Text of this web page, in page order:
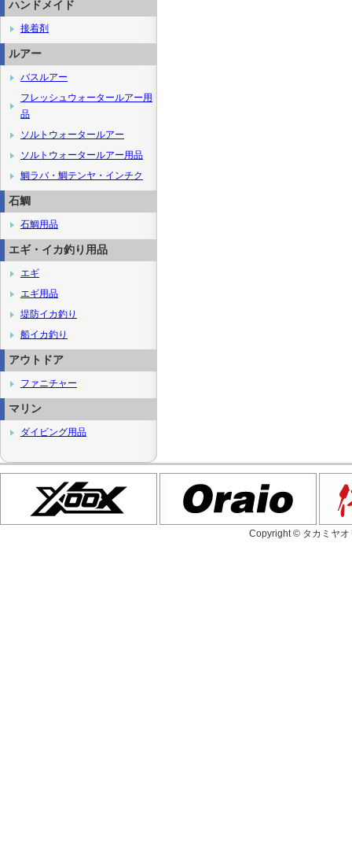
ハンドメイド
接着剤
ルアー
バスルアー
フレッシュウォータールアー用
品
ソルトウォータールアー
ソルトウォータールアー用品
鯛ラバ・鯛テンヤ・インチク
石鯛
石鯛用品
エギ・イカ釣り用品
エギ
エギ用品
堤防イカ釣り
船イカ釣り
アウトドア
ファニチャー
マリン
ダイビング用品
Copyright © タカミヤ